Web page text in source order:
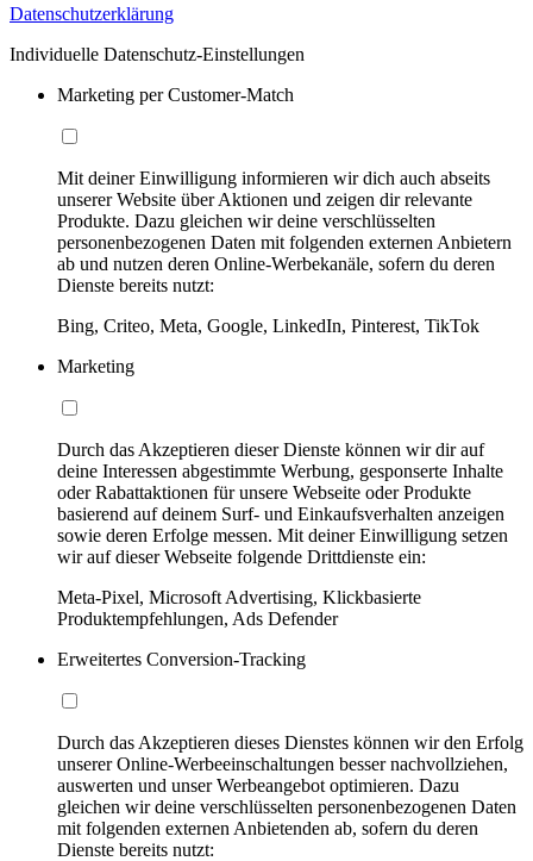
Datenschutzerklärung
Individuelle Datenschutz-Einstellungen
Marketing per Customer-Match
Mit deiner Einwilligung informieren wir dich auch abseits
unserer Website über Aktionen und zeigen dir relevante
Produkte. Dazu gleichen wir deine verschlüsselten
personenbezogenen Daten mit folgenden externen Anbietern
ab und nutzen deren Online-Werbekanäle, sofern du deren
Dienste bereits nutzt:
Bing, Criteo, Meta, Google, LinkedIn, Pinterest, TikTok
Marketing
Durch das Akzeptieren dieser Dienste können wir dir auf
deine Interessen abgestimmte Werbung, gesponserte Inhalte
oder Rabattaktionen für unsere Webseite oder Produkte
basierend auf deinem Surf- und Einkaufsverhalten anzeigen
sowie deren Erfolge messen. Mit deiner Einwilligung setzen
wir auf dieser Webseite folgende Drittdienste ein:
Meta-Pixel, Microsoft Advertising, Klickbasierte
Produktempfehlungen, Ads Defender
Erweitertes Conversion-Tracking
Durch das Akzeptieren dieses Dienstes können wir den Erfolg
unserer Online-Werbeeinschaltungen besser nachvollziehen,
auswerten und unser Werbeangebot optimieren. Dazu
gleichen wir deine verschlüsselten personenbezogenen Daten
mit folgenden externen Anbietenden ab, sofern du deren
Dienste bereits nutzt: